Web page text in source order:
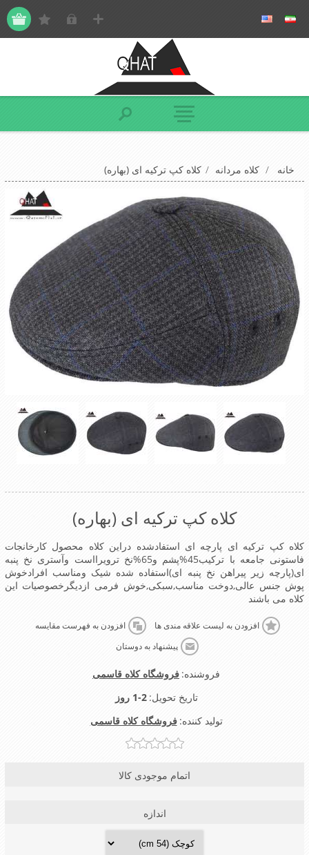
خانه / کلاه مردانه / کلاه کپ ترکیه ای (بهاره)
کلاه کپ ترکیه ای (بهاره)
کلاه کپ ترکیه ای پارچه ای استفادشده دراین کلاه محصول کارخانجات
فاستونی جامعه با ترکیب45%پشم و65%نخ ترویرااست وآستری نخ پنبه
ای(پارچه زیر پیراهن نخ پنبه ای)استفاده شده شیک ومناسب افرادخوش
پوش جنس عالی,دوخت مناسب,سبکی,خوش فرمی ازدیگرخصوصیات این
کلاه می باشند
افزودن به لیست علاقه مندی ها افزودن به فهرست مقایسه
پیشنهاد به دوستان
فروشنده: فروشگاه کلاه قاسمی
تاریخ تحویل: 1-2 روز
تولید کننده: فروشگاه کلاه قاسمی
اتمام موجودی کالا
اندازه